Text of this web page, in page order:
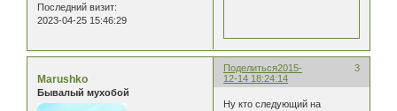
Последний визит:
2023-04-25 15:46:29
Поделиться 3
2015-
12-14 18:24:14
Marushko
Бывалый мухобой
Ну кто следующий на